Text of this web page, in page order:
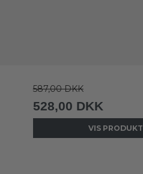
587,00 DKK
528,00 DKK
VIS PRODUKT